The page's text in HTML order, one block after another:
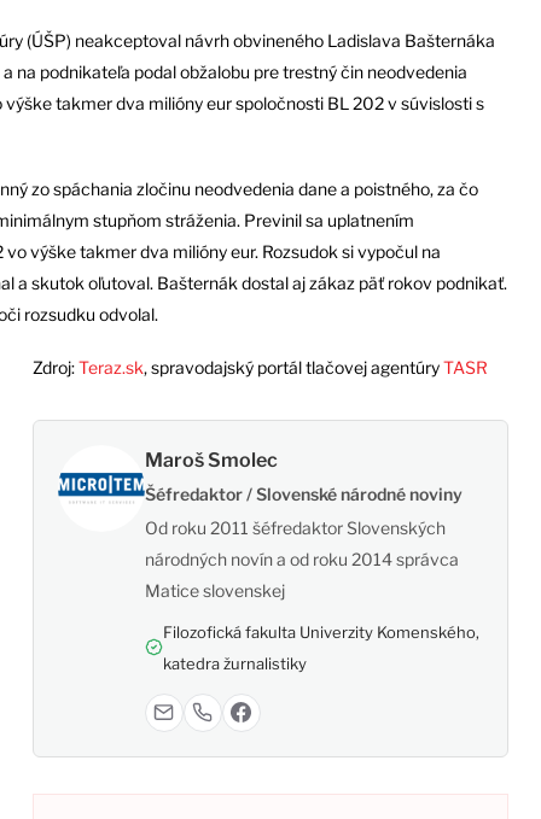
(ÚŠP) neakceptoval návrh obvineného Ladislava Bašternáka
na podnikateľa podal obžalobu pre trestný čin neodvedenia
takmer dva milióny eur spoločnosti BL 202 v súvislosti s
zo spáchania zločinu neodvedenia dane a poistného, za čo
stupňom stráženia. Previnil sa uplatnením
výške takmer dva milióny eur. Rozsudok si vypočul na
a skutok oľutoval. Bašternák dostal aj zákaz päť rokov podnikať.
rozsudku odvolal.
Zdroj:Teraz.sk, spravodajský portál tlačovej agentúryTASR
Maroš Smolec
Šéfredaktor / Slovenské národné noviny
Od roku 2011 šéfredaktor Slovenských
národných novín a od roku 2014 správca
Matice slovenskej
Filozofická fakulta Univerzity Komenského,
katedra žurnalistiky